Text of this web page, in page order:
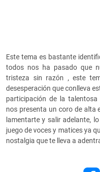
Este tema es bastante
todos nos ha pasado que
tristeza sin razón , este
desesperación que conlleva
participación de la talentosa
nos presenta un coro de alta
lamentarte y salir adelante,
juego de voces y matices ya
nostalgia que te lleva a